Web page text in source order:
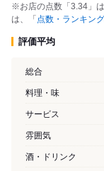
※お店の点数「3.34」
は、「 点数・ランキン
評価平均
総合
料理・味
サービス
雰囲気
酒・ドリンク